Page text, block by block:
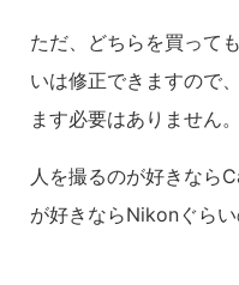
ただ、どちらを買って
いは修正できますので
ます必要はありません。
人を撮るのが好きなら
が好きならNikonぐら